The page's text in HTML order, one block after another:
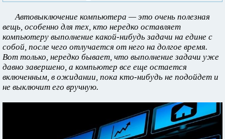
Автовыключение компьютера — это очень полезная
вещь, особенно для тех, кто нередко оставляет
компьютеру выполнение какой-нибудь задачи на едине с
собой, после чего отлучается от него на долгое время.
Вот только, нередко бывает, что выполнение задачи уже
давно завершено, а компьютер все еще остается
включенным, в ожидании, пока кто-нибудь не подойдет и
не выключит его вручную.